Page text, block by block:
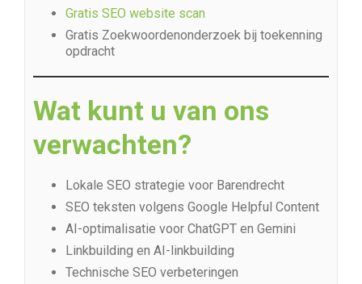
Gratis SEO website scan
Gratis Zoekwoordenonderzoek bij toekenning
opdracht
Wat kunt u van ons
verwachten?
Lokale SEO strategie voor Barendrecht
SEO teksten volgens Google Helpful Content
AI-optimalisatie voor ChatGPT en Gemini
Linkbuilding en AI-linkbuilding
Technische SEO verbeteringen